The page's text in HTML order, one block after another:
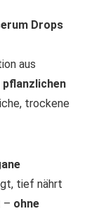
Drops
aus
trockene
tief nährt
– ohne